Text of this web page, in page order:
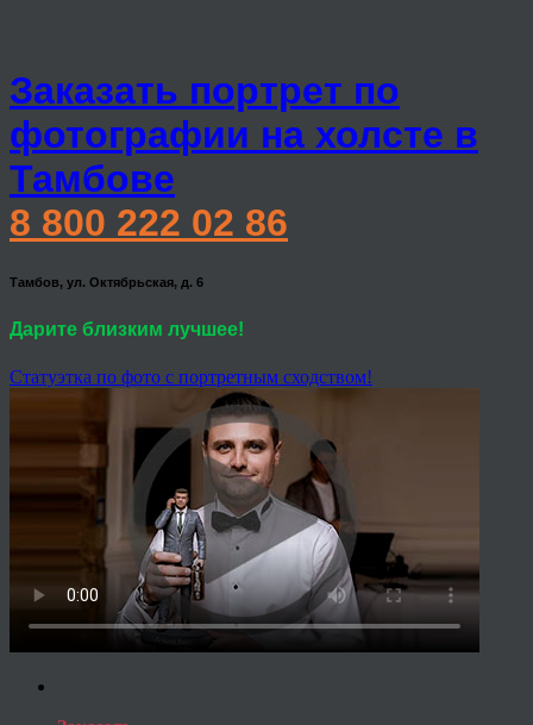
Заказать портрет по
фотографии на холсте в
Тамбове
8 800 222 02 86
Тамбов, ул. Октябрьская, д. 6
Дарите близким лучшее!
Статуэтка по фото с портретным сходством!